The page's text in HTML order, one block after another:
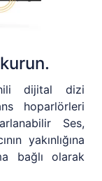
dijital dizi
hoparlörleri
Ses,
yakınlığına
bağlı olarak